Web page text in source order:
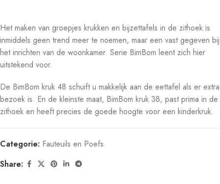
Het maken van groepjes krukken en bijzettafels in de zithoek is
inmiddels geen trend meer te noemen, maar een vast gegeven bij
het inrichten van de woonkamer. Serie BimBom leent zich hier
uitstekend voor.
De BimBom kruk 48 schuift u makkelijk aan de eettafel als er extra
bezoek is. En de kleinste maat, BimBom kruk 38, past prima in de
zithoek en heeft precies de goede hoogte voor een kinderkruk.
Categorie: Fauteuils en Poefs
Share: